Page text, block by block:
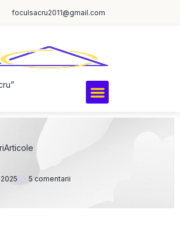
foculsacru2011@gmail.com
Articole
5 comentarii